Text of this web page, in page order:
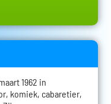
1962 in
komiek, cabaretier,